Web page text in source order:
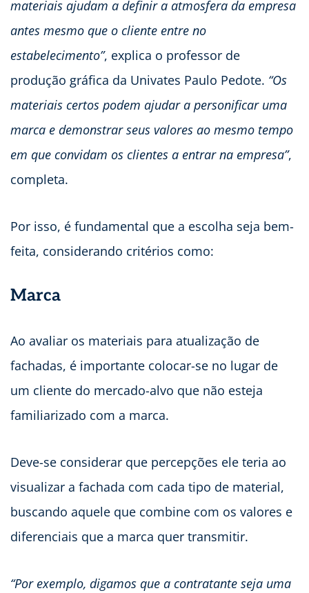
materiais ajudam a definir a atmosfera da empresa
antes mesmo que o cliente entre no
estabelecimento”, explica o professor de
produção gráfica da Univates Paulo Pedote. “Os
materiais certos podem ajudar a personificar uma
marca e demonstrar seus valores ao mesmo tempo
em que convidam os clientes a entrar na empresa”,
completa.
Por isso, é fundamental que a escolha seja bem-
feita, considerando critérios como:
Marca
Ao avaliar os materiais para atualização de
fachadas, é importante colocar-se no lugar de
um cliente do mercado-alvo que não esteja
familiarizado com a marca.
Deve-se considerar que percepções ele teria ao
visualizar a fachada com cada tipo de material,
buscando aquele que combine com os valores e
diferenciais que a marca quer transmitir.
“Por exemplo, digamos que a contratante seja uma